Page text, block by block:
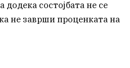
додека состојбата не се
не заврши проценката на